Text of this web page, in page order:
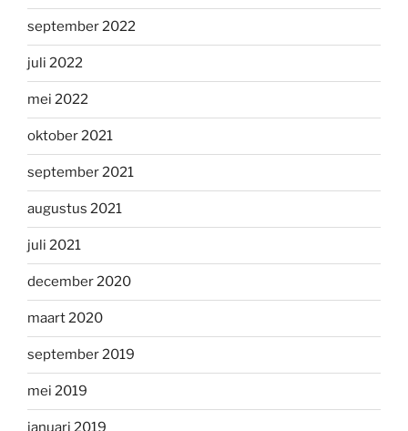
september 2022
juli 2022
mei 2022
oktober 2021
september 2021
augustus 2021
juli 2021
december 2020
maart 2020
september 2019
mei 2019